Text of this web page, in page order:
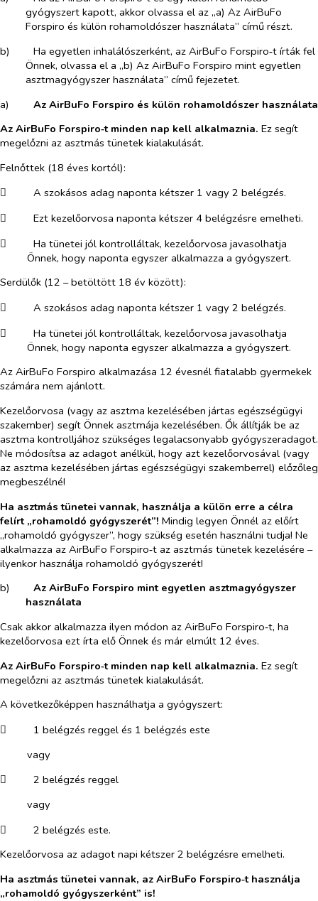
gyógyszert kapott, akkor olvassa el az „a) Az AirBuFo
Forspiro és külön rohamoldószer használata” című részt.
b)​
Ha egyetlen inhalálószerként, az AirBuFo Forspiro‑t írták fel
Önnek, olvassa el a „b) Az AirBuFo Forspiro mint egyetlen
asztmagyógyszer használata” című fejezetet.
a)​
Az AirBuFo Forspiro és külön rohamoldószer használata
Az AirBuFo Forspiro‑t minden nap kell alkalmaznia. Ez segít
megelőzni az asztmás tünetek kialakulását.
Felnőttek (18 éves kortól):
​
A szokásos adag naponta kétszer 1 vagy 2 belégzés.
​
Ezt kezelőorvosa naponta kétszer 4 belégzésre emelheti.
​
Ha tünetei jól kontrolláltak, kezelőorvosa javasolhatja
Önnek, hogy naponta egyszer alkalmazza a gyógyszert.
Serdülők (12 – betöltött 18 év között):
​
A szokásos adag naponta kétszer 1 vagy 2 belégzés.
​
Ha tünetei jól kontrolláltak, kezelőorvosa javasolhatja
Önnek, hogy naponta egyszer alkalmazza a gyógyszert.
Az AirBuFo Forspiro alkalmazása 12 évesnél fiatalabb gyermekek
számára nem ajánlott.
Kezelőorvosa (vagy az asztma kezelésében jártas egészségügyi
szakember) segít Önnek asztmája kezelésében. Ők állítják be az
asztma kontrolljához szükséges legalacsonyabb gyógyszeradagot.
Ne módosítsa az adagot anélkül, hogy azt kezelőorvosával (vagy
az asztma kezelésében jártas egészségügyi szakemberrel) előzőleg
megbeszélné!
Ha asztmás tünetei vannak, használja a külön erre a célra
felírt „rohamoldó gyógyszerét”! Mindig legyen Önnél az előírt
„rohamoldó gyógyszer”, hogy szükség esetén használni tudja! Ne
alkalmazza az AirBuFo Forspiro‑t az asztmás tünetek kezelésére –
ilyenkor használja rohamoldó gyógyszerét!
b)​
Az AirBuFo Forspiro mint egyetlen asztmagyógyszer
használata
Csak akkor alkalmazza ilyen módon az AirBuFo Forspiro‑t, ha
kezelőorvosa ezt írta elő Önnek és már elmúlt 12 éves.
Az AirBuFo Forspiro‑t minden nap kell alkalmaznia. Ez segít
megelőzni az asztmás tünetek kialakulását.
A következőképpen használhatja a gyógyszert:
​
1 belégzés reggel és 1 belégzés este
vagy
​
2 belégzés reggel
vagy
​
2 belégzés este.
Kezelőorvosa az adagot napi kétszer 2 belégzésre emelheti.
Ha asztmás tünetei vannak, az AirBuFo Forspiro‑t használja
„rohamoldó gyógyszerként” is!